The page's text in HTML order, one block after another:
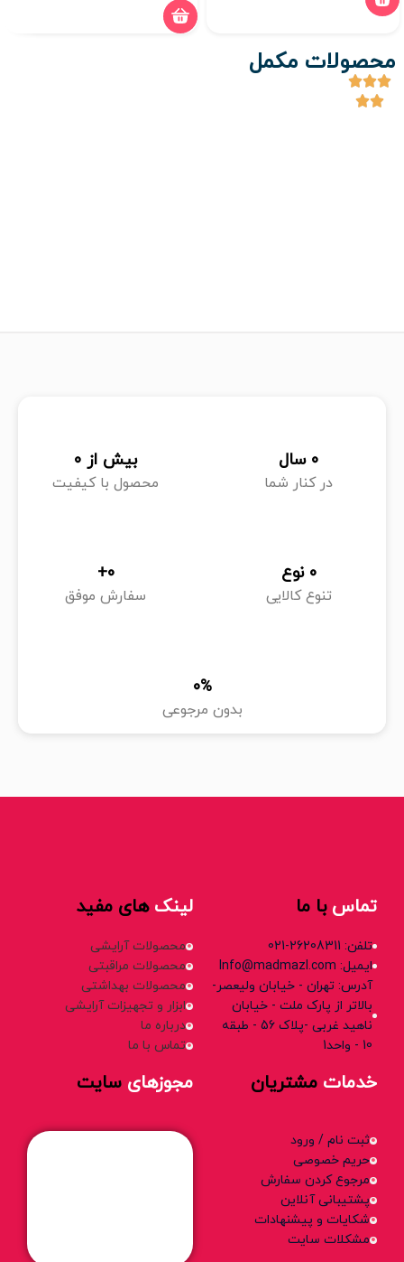
محصولات مکمل
در کنار شما
0 سال
محصول با کیفیت
بیش از 0
تنوع کالایی
0 نوع
سفارش موفق
0
+
بدون مرجوعی
%
0
تماسبا ما
تلفن: 26208311-021
ایمیل: Info@madmazl.com
آدرس: تهران - خیابان ولیعصر-
بالاتر از پارک ملت - خیابان
ناهید غربی -پلاک 56 - طبقه
10 - واحد1
لینک های مفید
محصولات آرایشی
محصولات مراقبتی
محصولات بهداشتی
ابزار و تجهیزات آرایشی
درباره ما
تماس با ما
خدمات مشتریان
ثبت نام / ورود
حریم خصوصی
مرجوع کردن سفارش
پشتیبانی آنلاین
شکایات و پیشنهادات
مشکلات سایت
مجوزهای سایت